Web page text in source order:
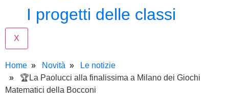
I progetti delle classi
X
Home Novità
Le notizie
🏆La Paolucci alla finalissima a Milano dei Giochi
Matematici della Bocconi